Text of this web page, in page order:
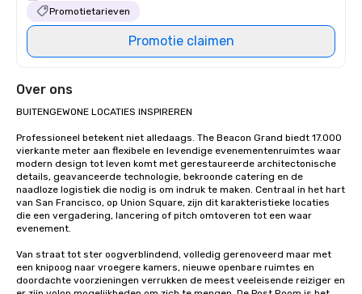
Promotietarieven
Promotie claimen
Over ons
BUITENGEWONE LOCATIES INSPIREREN
Professioneel betekent niet alledaags. The Beacon Grand biedt 17.000
vierkante meter aan flexibele en levendige evenementenruimtes waar
modern design tot leven komt met gerestaureerde architectonische
details, geavanceerde technologie, bekroonde catering en de
naadloze logistiek die nodig is om indruk te maken. Centraal in het hart
van San Francisco, op Union Square, zijn dit karakteristieke locaties
die een vergadering, lancering of pitch omtoveren tot een waar
evenement.
Van straat tot ster oogverblindend, volledig gerenoveerd maar met
een knipoog naar vroegere kamers, nieuwe openbare ruimtes en
doordachte voorzieningen verrukken de meest veeleisende reiziger en